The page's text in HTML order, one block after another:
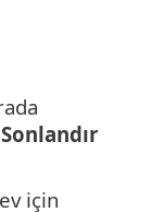
Sonlandır
için